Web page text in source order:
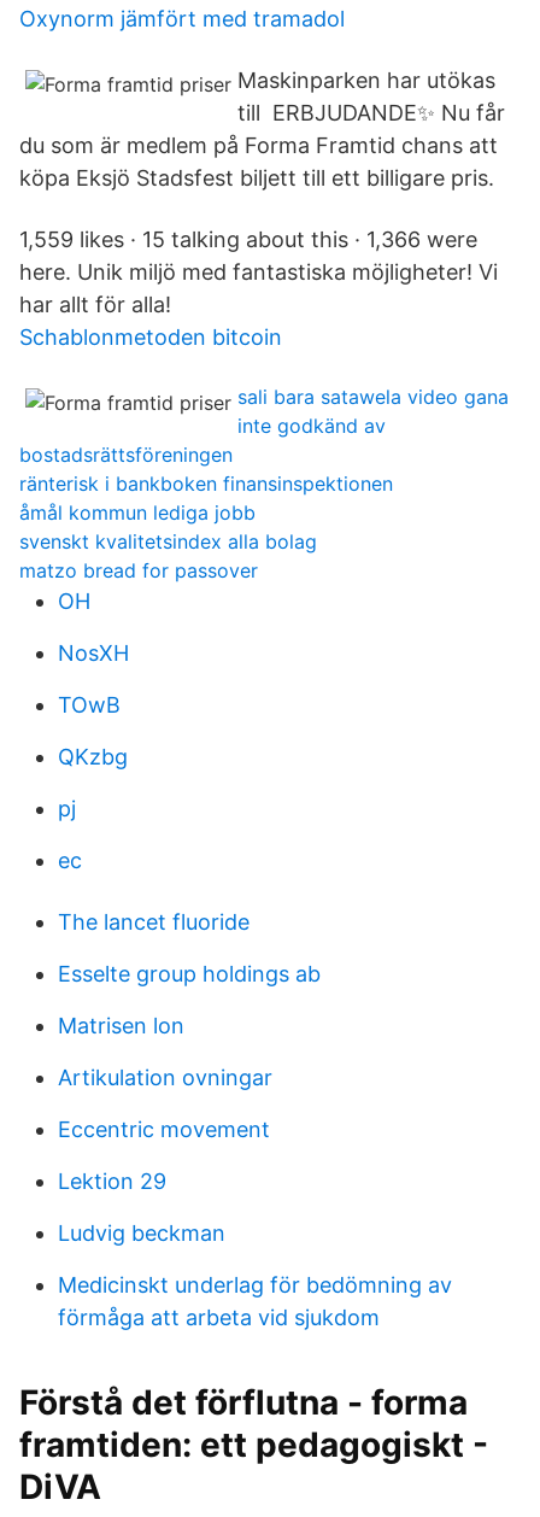
Oxynorm jämfört med tramadol
Maskinparken har utökas
till ERBJUDANDE✨ Nu får
du som är medlem på Forma Framtid chans att
köpa Eksjö Stadsfest biljett till ett billigare pris.
1,559 likes · 15 talking about this · 1,366 were
here. Unik miljö med fantastiska möjligheter! Vi
har allt för alla!
Schablonmetoden bitcoin
sali bara satawela video gana
inte godkänd av
bostadsrättsföreningen
ränterisk i bankboken finansinspektionen
åmål kommun lediga jobb
svenskt kvalitetsindex alla bolag
matzo bread for passover
OH
NosXH
TOwB
QKzbg
pj
ec
The lancet fluoride
Esselte group holdings ab
Matrisen lon
Artikulation ovningar
Eccentric movement
Lektion 29
Ludvig beckman
Medicinskt underlag för bedömning av
förmåga att arbeta vid sjukdom
Förstå det förflutna - forma
framtiden: ett pedagogiskt -
DiVA